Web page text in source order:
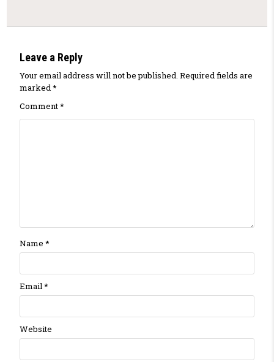
Leave a Reply
Your email address will not be published. Required fields are
marked*
Comment*
Name *
Email*
Website